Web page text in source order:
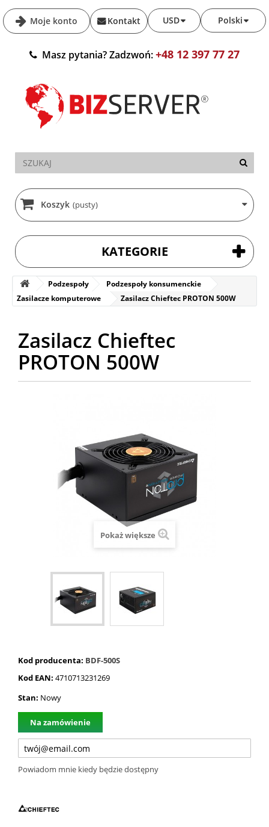
Moje konto Polski
USD
Kontakt
Masz pytania? Zadzwoń:+48 12 397 77 27
Koszyk (pusty)
KATEGORIE
Podzespoły
Podzespoły konsumenckie
Zasilacze komputerowe
Zasilacz Chieftec PROTON 500W
Zasilacz Chieftec
PROTON 500W
Pokaż większe
Kod producenta: BDF-500S
Kod EAN: 4710713231269
Stan: Nowy
Na zamówienie
Powiadom mnie kiedy będzie dostępny